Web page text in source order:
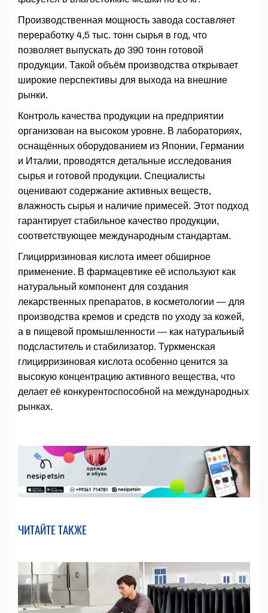
Производственная мощность завода составляет
переработку 4,5 тыс. тонн сырья в год, что
позволяет выпускать до 390 тонн готовой
продукции. Такой объём производства открывает
широкие перспективы для выхода на внешние
рынки.
Контроль качества продукции на предприятии
организован на высоком уровне. В лабораториях,
оснащённых оборудованием из Японии, Германии
и Италии, проводятся детальные исследования
сырья и готовой продукции. Специалисты
оценивают содержание активных веществ,
влажность сырья и наличие примесей. Этот подход
гарантирует стабильное качество продукции,
соответствующее международным стандартам.
Глицирризиновая кислота имеет обширное
применение. В фармацевтике её используют как
натуральный компонент для создания
лекарственных препаратов, в косметологии — для
производства кремов и средств по уходу за кожей,
а в пищевой промышленности — как натуральный
подсластитель и стабилизатор. Туркменская
глицирризиновая кислота особенно ценится за
высокую концентрацию активного вещества, что
делает её конкурентоспособной на международных
рынках.
ЧИТАЙТЕ ТАКЖЕ